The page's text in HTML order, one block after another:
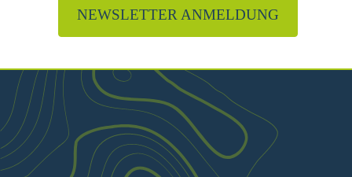
NEWSLETTER ANMELDUNG